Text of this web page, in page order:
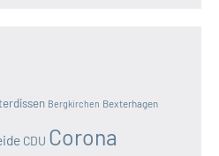
Bergkirchen Bexterhagen
CDU Corona